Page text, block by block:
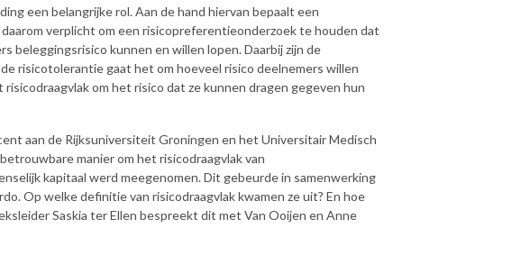
een belangrijke rol. Aan de hand hiervan bepaalt een
verplicht om een risicopreferentieonderzoek te houden dat
beleggingsrisico kunnen en willen lopen. Daarbij zijn de
risicotolerantie gaat het om hoeveel risico deelnemers willen
om het risico dat ze kunnen dragen gegeven hun
aan de Rijksuniversiteit Groningen en het Universitair Medisch
manier om het risicodraagvlak van
kapitaal werd meegenomen. Dit gebeurde in samenwerking
Op welke definitie van risicodraagvlak kwamen ze uit? En hoe
Saskia ter Ellen bespreekt dit met Van Ooijen en Anne